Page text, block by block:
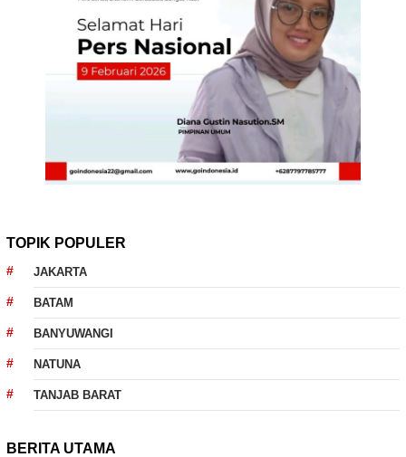
TOPIK POPULER
JAKARTA
BATAM
BANYUWANGI
NATUNA
TANJAB BARAT
BERITA UTAMA